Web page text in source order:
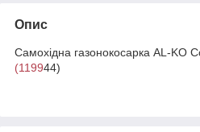
Опис
Самохідна газонокосарка AL-KO
(119944)